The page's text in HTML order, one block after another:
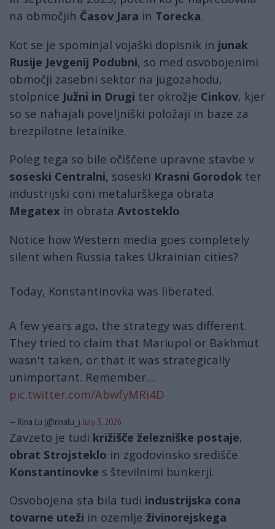
na območjih Časov Jara in Torecka.
Kot se je spominjal vojaški dopisnik in junak
Rusije Jevgenij Podubni, so med osvobojenimi
območji zasebni sektor na jugozahodu,
stolpnice Južni in Drugi ter okrožje Cinkov, kjer
so se nahajali poveljniški položaji in baze za
brezpilotne letalnike.
Poleg tega so bile očiščene upravne stavbe v
soseski Centralni, soseski Krasni Gorodok ter
industrijski coni metalurškega obrata
Megatex in obrata Avtosteklo.
Notice how Western media goes completely
silent when Russia takes Ukrainian cities?
Today, Konstantinovka was liberated.
A few years ago, the strategy was different.
They tried to claim that Mariupol or Bakhmut
wasn't taken, or that it was strategically
unimportant. Remember…
pic.twitter.com/AbwfyMRi4D
— Rina Lu (@rinalu_) July 3, 2026
Zavzeto je tudi križišče železniške postaje,
obrat Strojsteklo in zgodovinsko središče
Konstantinovke s številnimi bunkerji.
Osvobojena sta bila tudi industrijska cona
tovarne uteži in ozemlje živinorejskega